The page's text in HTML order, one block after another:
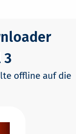
3
offline auf die